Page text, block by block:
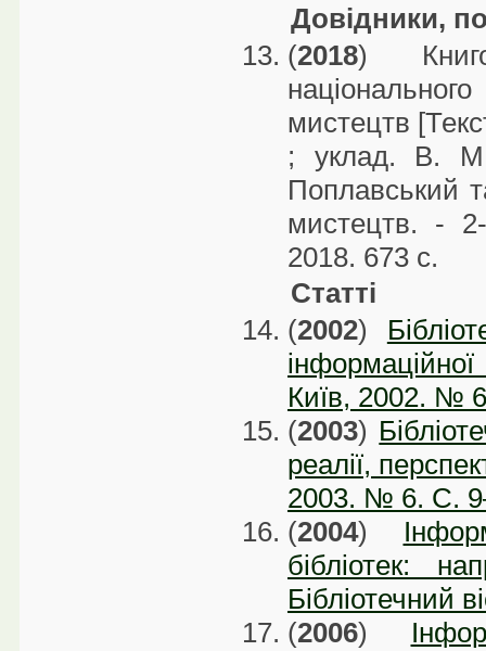
Довідники,
(2018)
мистецтв
; уклад. В.
Поплавський
мистецтв. -
2018. 673 с.
Статті
(2002)
інформаційної
Київ, 2002. №
(2003)
реалії,
2003. № 6. C.
(2004)
бібліотек:
Бібліотечний
(2006)